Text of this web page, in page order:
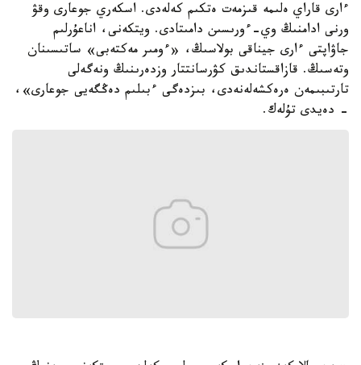
ءارى قاراي ەلىمە قىزمەت ەتكىم كەلەدى. اسكەري جوعارى وقۋ
ورنى ادامنىڭ وي-ءورىسىن دامىتادى. ويتكەنى، اناعۇرلىم
جاۋاپتى ءارى جيناقى بولاسىڭ، «ءومىر مەكتەبى» ساتىسىنان
وتەسىڭ. قازاقستاندىق كۋرسانتتار وزدەرىنىڭ ونەگەلى
تارتىبىمەن ەرەكشەلەنەدى، بىزدەگى ءبىلىم دەڭگەيى جوعارى»،
- دەيدى تۇلەك.